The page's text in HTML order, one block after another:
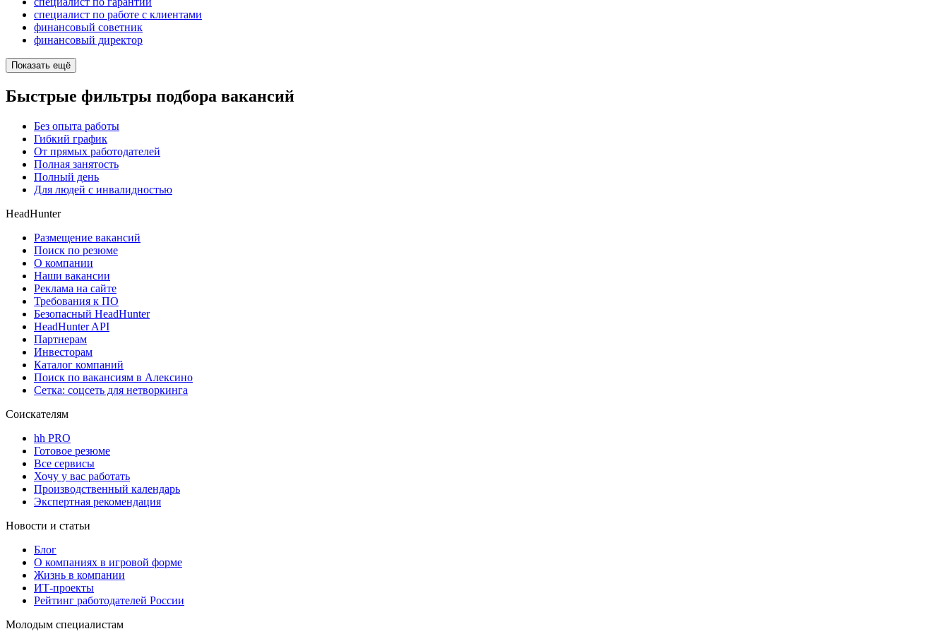
специалист по работе с клиентами
финансовый советник
финансовый директор
Показать ещё
Быстрые фильтры подбора вакансий
Без опыта работы
Гибкий график
От прямых работодателей
Полная занятость
Полный день
Для людей с инвалидностью
HeadHunter
Размещение вакансий
Поиск по резюме
О компании
Наши вакансии
Реклама на сайте
Требования к ПО
Безопасный HeadHunter
HeadHunter API
Партнерам
Инвесторам
Каталог компаний
Поиск по вакансиям в Алексино
Сетка: соцсеть для нетворкинга
Соискателям
hh PRO
Готовое резюме
Все сервисы
Хочу у вас работать
Производственный календарь
Экспертная рекомендация
Новости и статьи
Блог
О компаниях в игровой форме
Жизнь в компании
ИТ-проекты
Рейтинг работодателей России
Молодым специалистам